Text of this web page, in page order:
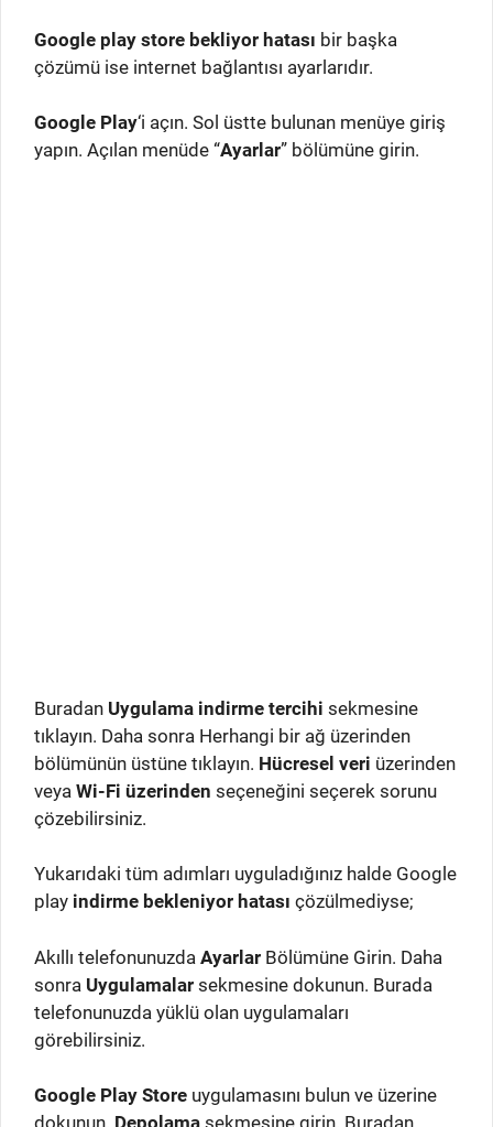
Google play store bekliyor hatası bir başka
çözümü ise internet bağlantısı ayarlarıdır.
Google Play‘i açın. Sol üstte bulunan menüye giriş
yapın. Açılan menüde “Ayarlar” bölümüne girin.
Buradan Uygulama indirme tercihi sekmesine
tıklayın. Daha sonra Herhangi bir ağ üzerinden
bölümünün üstüne tıklayın. Hücresel veri üzerinden
veya Wi-Fi üzerinden seçeneğini seçerek sorunu
çözebilirsiniz.
Yukarıdaki tüm adımları uyguladığınız halde Google
play indirme bekleniyor hatası çözülmediyse;
Akıllı telefonunuzda Ayarlar Bölümüne Girin. Daha
sonra Uygulamalar sekmesine dokunun. Burada
telefonunuzda yüklü olan uygulamaları
görebilirsiniz.
Google Play Store uygulamasını bulun ve üzerine